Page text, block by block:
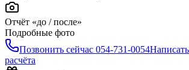
Отчёт «до / после»
Подробные фото
Позвонить сейчас 054-731-0054
расчёта